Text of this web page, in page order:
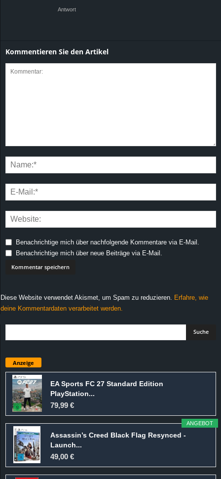
Antwort
Kommentieren Sie den Artikel
Benachrichtige mich über nachfolgende Kommentare via E-Mail.
Benachrichtige mich über neue Beiträge via E-Mail.
Diese Website verwendet Akismet, um Spam zu reduzieren. Erfahre, wie
deine Kommentardaten verarbeitet werden.
Anzeige
EA Sports FC 27 Standard Edition
PlayStation...
79,99 €
ANGEBOT
Assassin’s Creed Black Flag Resynced -
Launch...
49,00 €